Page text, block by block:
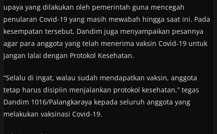
upaya yang dilakukan oleh pemerintah guna mencegah
penularan Covid-19 yang masih mewabah hingga saat ini. Pada
kesempatan tersebut, Dandim juga menyampaikan pesannya
agar para anggota yang telah menerima vaksin Covid-19 untuk
jangan lalai dengan Protokol Kesehatan.
“Selalu di ingat, walau sudah mendapatkan vaksin, anggota
tetap harus disiplin menjalankan protokol kesehatan,” tegas
Dandim 1016/Palangkaraya kepada seluruh anggota yang
melakukan vaksinasi Covid-19.